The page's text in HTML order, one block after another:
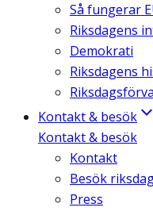
Så fungerar
Riksdagens
Demokrati
Riksdagens
Kontakt & besök
Kontakt & besök
Kontakt
Besök
Press